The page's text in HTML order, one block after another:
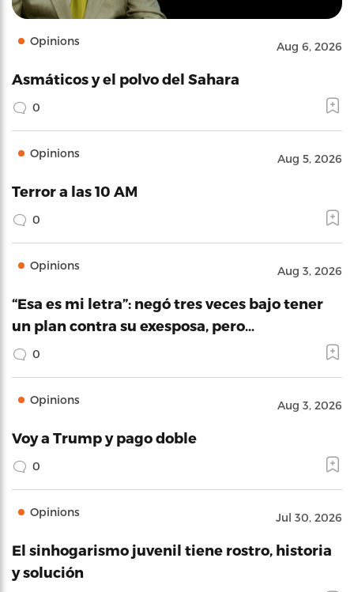
Opinions Aug 6, 2026
Asmáticos y el polvo del Sahara
0
Opinions Aug 5, 2026
Terror a las 10 AM
0
Opinions Aug 3, 2026
“Esa es mi letra”: negó tres veces bajo tener
un plan contra su exesposa, pero…
0
Opinions Aug 3, 2026
Voy a Trump y pago doble
0
Opinions Jul 30, 2026
El sinhogarismo juvenil tiene rostro, historia
y solución